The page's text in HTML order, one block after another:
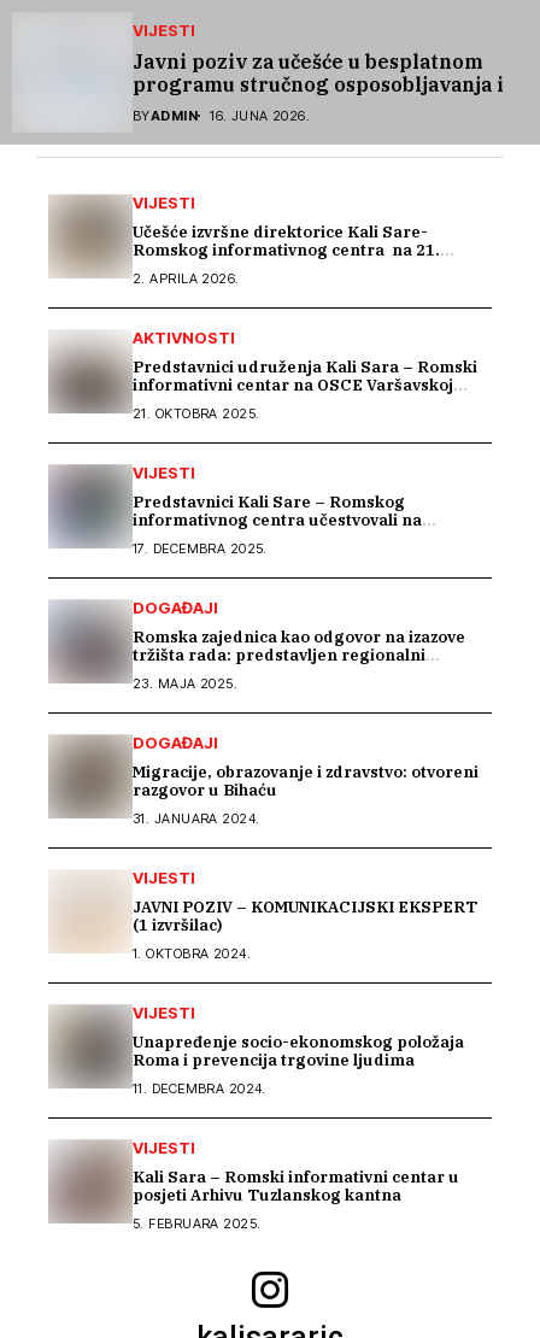
VIJESTI
Javni poziv za učešće u besplatnom
programu stručnog osposobljavanja i
podrške pri zapošljavanju
BYADMIN 16. JUNA 2026.
VIJESTI
Učešće izvršne direktorice Kali Sare-
Romskog informativnog centra na 21.
OCD
2. APRILA 2026.
AKTIVNOSTI
Predstavnici udruženja Kali Sara – Romski
informativni centar na OSCE Varšavskoj
Roma na području Podrinja u periodu 1992–
1995. godine
21. OKTOBRA 2025.
VIJESTI
Predstavnici Kali Sare – Romskog
informativnog centra učestvovali na
programa o rodnoj ravnopravnosti i
socijalnoj zaštiti
17. DECEMBRA 2025.
DOGAĐAJI
Romska zajednica kao odgovor na izazove
tržišta rada: predstavljen regionalni
23. MAJA 2025.
DOGAĐAJI
Migracije, obrazovanje i zdravstvo: otvoreni
razgovor u Bihaću
31. JANUARA 2024.
VIJESTI
JAVNI POZIV – KOMUNIKACIJSKI EKSPERT
(1 izvršilac)
1. OKTOBRA 2024.
VIJESTI
Unapređenje socio-ekonomskog položaja
Roma i prevencija trgovine ljudima
11. DECEMBRA 2024.
VIJESTI
Kali Sara – Romski informativni centar u
posjeti Arhivu Tuzlanskog kantna
5. FEBRUARA 2025.